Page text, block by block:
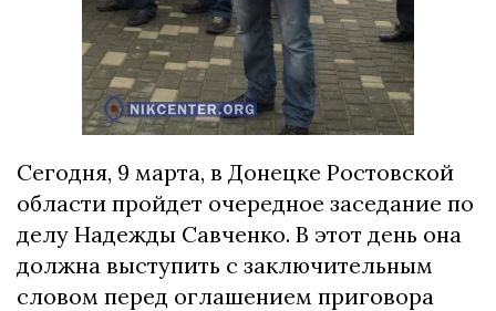
Сегодня, 9 марта, в Донецке Ростовской
области пройдет очередное заседание по
делу Надежды Савченко. В этот день она
должна выступить с заключительным
словом перед оглашением приговора